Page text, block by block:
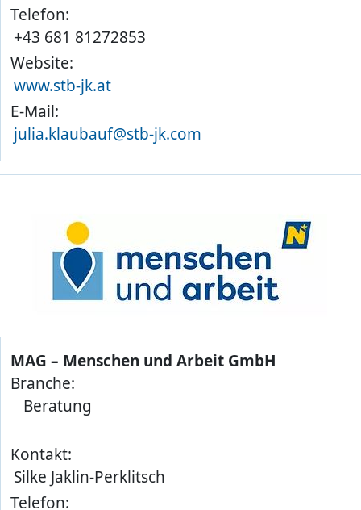
Telefon:
+43 681 81272853
Website:
www.stb-jk.at
E-Mail:
julia.klaubauf@stb-jk.com
MAG – Menschen und Arbeit GmbH
Branche:
Beratung
Kontakt:
Silke Jaklin-Perklitsch
Telefon: